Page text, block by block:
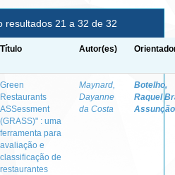
resultados 21 a 32 de 32
Título Autor(es)
Green
Restaurants
ASSessment
(GRASS)" : uma
ferramenta para
avaliação e
classificação de
restaurantes
Maynard,
Dayanne
da Costa
Botelho,
Raquel
Assunção